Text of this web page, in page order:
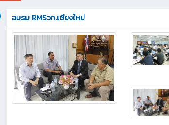
อบรม RMSวท.เชียงใหม่